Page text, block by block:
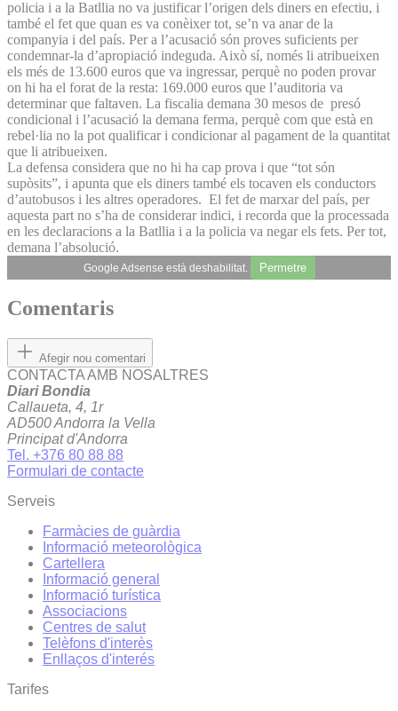
policia i a la Batllia no va justificar l’origen dels diners en efectiu, i
també el fet que quan es va conèixer tot, se’n va anar de la
companyia i del país. Per a l’acusació són proves suficients per
condemnar-la d’apropiació indeguda. Això sí, només li atribueixen
els més de 13.600 euros que va ingressar, perquè no poden provar
on hi ha el forat de la resta: 169.000 euros que l’auditoria va
determinar que faltaven. La fiscalia demana 30 mesos de presó
condicional i l’acusació la demana ferma, perquè com que està en
rebel·lia no la pot qualificar i condicionar al pagament de la quantitat
que li atribueixen.
La defensa considera que no hi ha cap prova i que “tot són
supòsits”, i apunta que els diners també els tocaven els conductors
d’autobusos i les altres operadores. El fet de marxar del país, per
aquesta part no s’ha de considerar indici, i recorda que la processada
en les declaracions a la Batllia i a la policia va negar els fets. Per tot,
demana l’absolució.
Google Adsense està deshabilitat. Permetre
Comentaris
Afegir nou comentari
CONTACTA AMB NOSALTRES
Diari Bondia
Callaueta, 4, 1r
AD500 Andorra la Vella
Principat d'Andorra
Tel. +376 80 88 88
Formulari de contacte
Serveis
Farmàcies de guàrdia
Informació meteorològica
Cartellera
Informació general
Informació turística
Associacions
Centres de salut
Telèfons d'interès
Enllaços d'interés
Tarifes